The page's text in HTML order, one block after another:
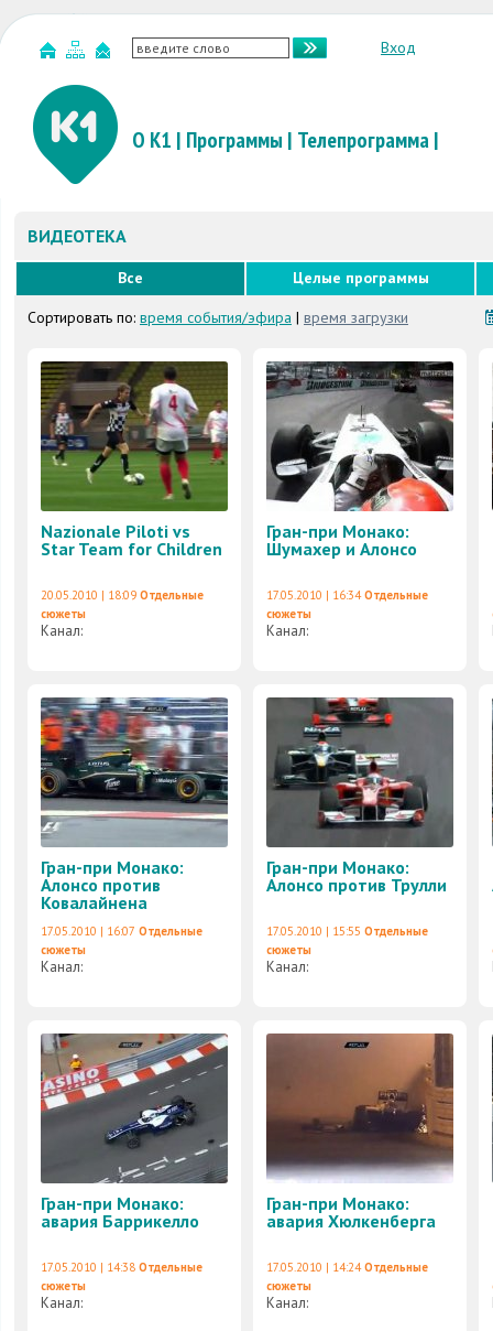
Вход
О К1 | Программы | Телепрограмма|
ВИДЕОТЕКА
Все
Целые программы
Сортировать по: время события/эфира | время загрузки
Nazionale Piloti vs
Star Team for Children
20.05.2010 | 18:09 Отдельные
сюжеты
Канал:
Гран-при Монако:
Шумахер и Алонсо
17.05.2010 | 16:34 Отдельные
сюжеты
Канал:
Гран-при Монако:
Алонсо против
Ковалайнена
17.05.2010 | 16:07 Отдельные
сюжеты
Канал:
Гран-при Монако:
Алонсо против Трулли
17.05.2010 | 15:55 Отдельные
сюжеты
Канал:
Гран-при Монако:
авария Баррикелло
17.05.2010 | 14:38 Отдельные
сюжеты
Канал:
Гран-при Монако:
авария Хюлкенберга
17.05.2010 | 14:24 Отдельные
сюжеты
Канал: